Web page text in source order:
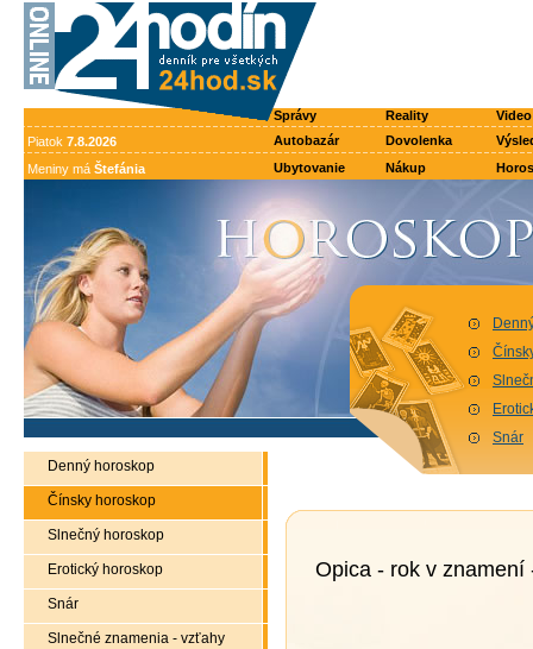
Správy Reality
Video
Piatok 7.8.2026 Autobazár Dovolenka
Meniny má Štefánia Ubytovanie Nákup
Snár
Denný horoskop
Čínsky horoskop
Slnečný horoskop
Erotický horoskop
Snár
Slnečné znamenia - vzťahy
Opica - rok v znamení